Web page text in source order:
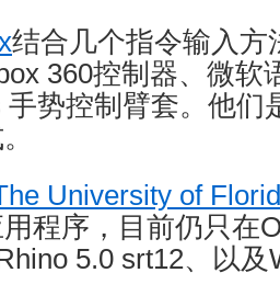
结合几个指令输入方
360控制器、微软
手势控制臂套。他们
University of
程序，目前仍只在
5.0 srt12、以